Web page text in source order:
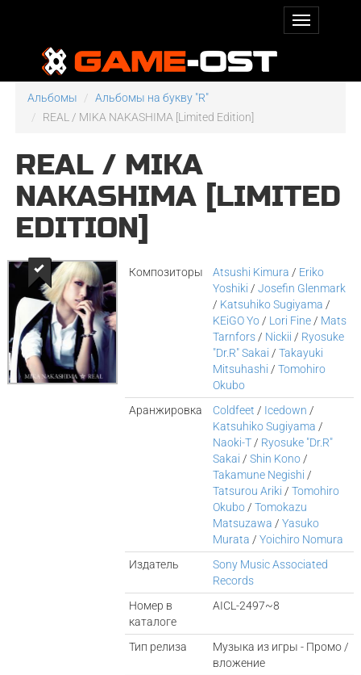
Альбомы
Альбомы на букву "R"
REAL / MIKA NAKASHIMA [Limited Edition]
REAL / MIKA
NAKASHIMA [LIMITED
EDITION]
Композиторы Atsushi Kimura / Eriko
Yoshiki /Josefin Glenmark
/ Katsuhiko Sugiyama /
KEiGO Yo / Lori Fine / Mats
Tarnfors / Nickii / Ryosuke
"Dr.R" Sakai /Takayuki
Mitsuhashi /Tomohiro
Okubo
Аранжировка
Coldfeet / Icedown /
Katsuhiko Sugiyama /
Naoki-T / Ryosuke "Dr.R"
Sakai /Shin Kono /
Takamune Negishi /
Tatsurou Ariki /Tomohiro
Okubo /Tomokazu
Matsuzawa /Yasuko
Murata /Yoichiro Nomura
Издатель
Sony Music Associated
Records
Номер в
каталоге
AICL-2497~8
Тип релиза
Музыка из игры - Промо /
вложение